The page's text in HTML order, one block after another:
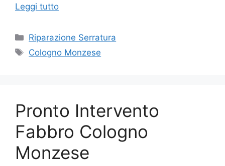
Leggi tutto
Categorie
Riparazione Serratura
Tag
Cologno Monzese
Pronto Intervento
Fabbro Cologno
Monzese